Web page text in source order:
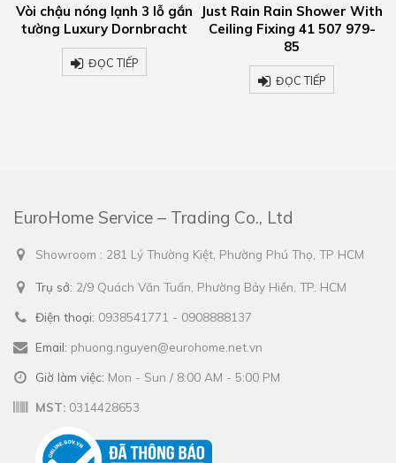
Vòi chậu nóng lạnh 3 lỗ gắn
tường Luxury Dornbracht
ĐỌC TIẾP
Just Rain Rain Shower With
Ceiling Fixing 41 507 979-
85
ĐỌC TIẾP
EuroHome Service – Trading Co., Ltd
Showroom : 281 Lý Thường Kiệt, Phường Phú Thọ, TP HCM
Trụ sở: 2/9 Quách Văn Tuấn, Phường Bảy Hiền, TP. HCM
Điện thoại: 0938541771 - 0908888137
Email: phuong.nguyen@eurohome.net.vn
Giờ làm việc: Mon - Sun / 8:00 AM - 5:00 PM
MST: 0314428653